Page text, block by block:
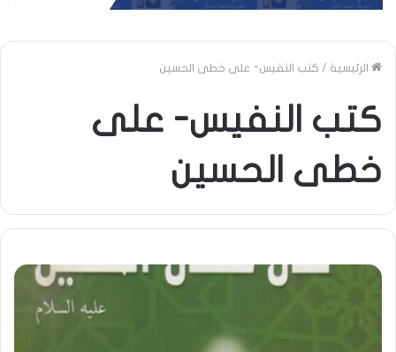
الرئيسية / كتب النفيس- على خطى الحسين
كتب النفيس- على
خطى الحسين